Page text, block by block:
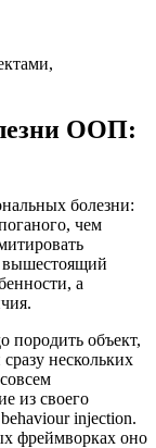
ООП:
болезни:
чем
вышестоящий
а
породить объект,
нескольких
из своего
injection.
фреймворках оно